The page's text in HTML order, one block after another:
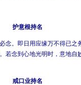
护意根持名
念。即日用应缘万不得已之
若念到心地光明时，意地自
戒口业持名